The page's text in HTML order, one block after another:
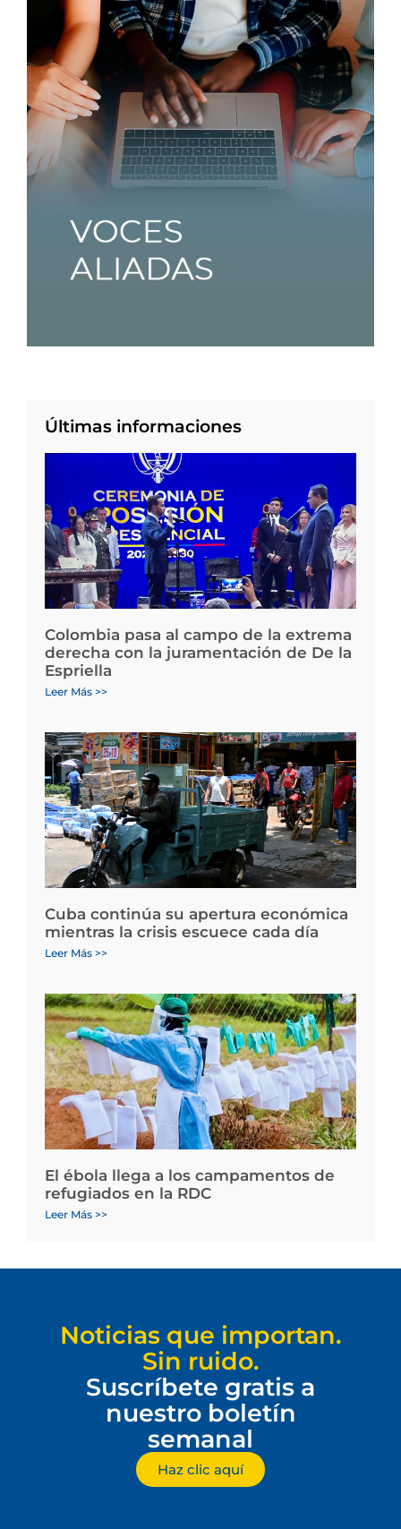
Últimas informaciones
Colombia pasa al campo de la extrema
derecha con la juramentación de De la
Espriella
Leer Más >>
Cuba continúa su apertura económica
mientras la crisis escuece cada día
Leer Más >>
El ébola llega a los campamentos de
refugiados en la RDC
Leer Más >>
Noticias que importan.
Sin ruido.
Suscríbete gratis a
nuestro boletín
semanal
Haz clic aquí